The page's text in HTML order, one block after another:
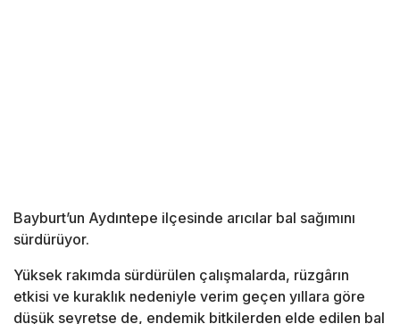
Bayburt’un Aydıntepe ilçesinde arıcılar bal sağımını
sürdürüyor.
Yüksek rakımda sürdürülen çalışmalarda, rüzgârın
etkisi ve kuraklık nedeniyle verim geçen yıllara göre
düşük seyretse de, endemik bitkilerden elde edilen bal